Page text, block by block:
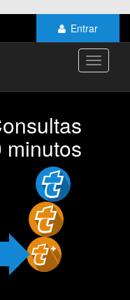
Entrar
Toggle
minutos